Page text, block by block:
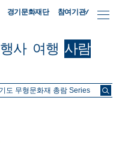
경기문화재단 참여기관/
행사 여행 사람